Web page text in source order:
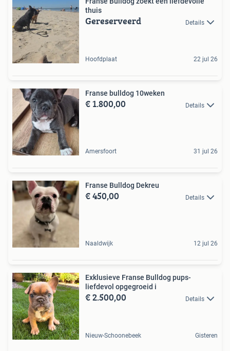
thuis ️
Gereserveerd Details
Hoofdplaat 22 jul 26
Franse bulldog 10weken
€ 1.800,00 Details
Amersfoort 31 jul 26
Franse Bulldog Dekreu
€ 450,00 Details
Naaldwijk 12 jul 26
Exklusieve Franse Bulldog pups-
liefdevol opgegroeid i️
€ 2.500,00 Details
Nieuw-Schoonebeek Gisteren